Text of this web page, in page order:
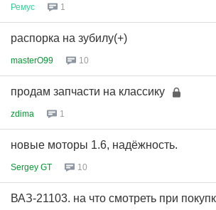
Ремус 1
распорка на зубилу(+)
masterO99 10
продам запчасти на классику
zdima 1
новые моторы 1.6, надёжность.
Sergey GT 10
ВАЗ-21103. на что смотреть при